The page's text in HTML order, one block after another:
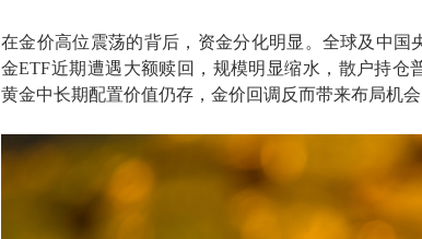
在金价高位震荡的背后，资金分化明显。全球及中国
金ETF近期遭遇大额赎回，规模明显缩水，散户持仓
黄金中长期配置价值仍存，金价回调反而带来布局机会